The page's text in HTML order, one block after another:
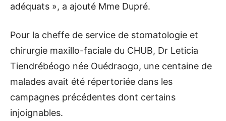
adéquats », a ajouté Mme Dupré.
Pour la cheffe de service de stomatologie et
chirurgie maxillo-faciale du CHUB, Dr Leticia
Tiendrébéogo née Ouédraogo, une centaine de
malades avait été répertoriée dans les
campagnes précédentes dont certains
injoignables.